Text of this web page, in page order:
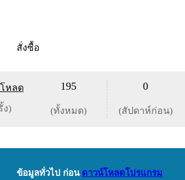
สั่งซื้อ
หลด
ง)
195
(ทั้งหมด)
0
(สัปดาห์ก่อน)
ข้อมูลทั่วไป ก่อน ดาวน์โหลดโปรแกรม